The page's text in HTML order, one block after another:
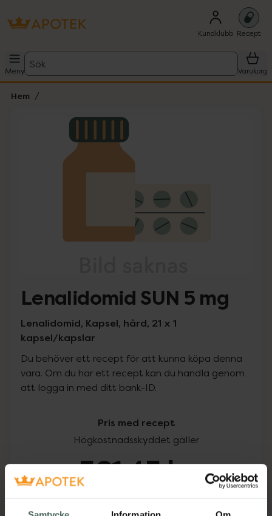
Kundklubb Recept
Meny
Sök
Varukorg
Hem
Lista: . Innehåller 1 objekt.
Lenalidomid SUN 5 mg
Lenalidomid, Kapsel, hård, 21 x 1
kapsel/kapslar
Du behöver ett recept för att kunna köpa denna
vara. Om du har ett recept kan du handla genom
att logga in med ditt bank-ID.
Pris med recept
Högkostnadsskyddet gäller
561,45 kr
I apotek:561,45 kr